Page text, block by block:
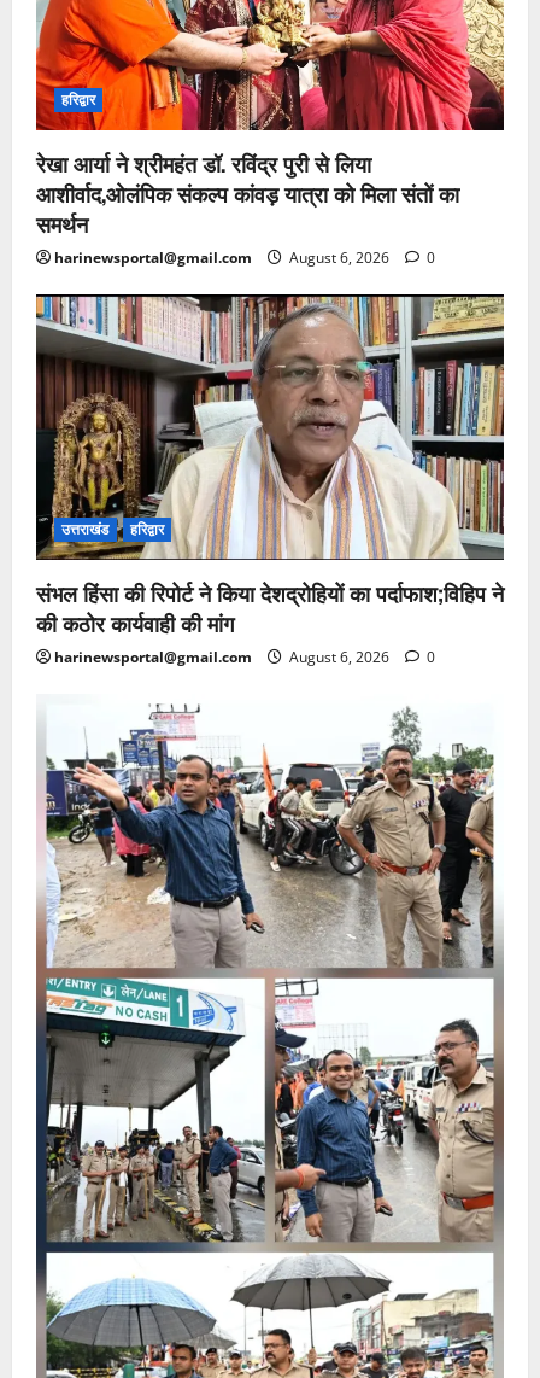
हरिद्वार
रेखा आर्या ने श्रीमहंत डॉ. रविंद्र पुरी से लिया
आशीर्वाद,ओलंपिक संकल्प कांवड़ यात्रा को मिला संतों का
समर्थन
harinewsportal@gmail.com August 6, 2026 0
उत्तराखंड हरिद्वार
संभल हिंसा की रिपोर्ट ने किया देशद्रोहियों का पर्दाफाश;विहिप ने
की कठोर कार्यवाही की मांग
harinewsportal@gmail.com August 6, 2026 0